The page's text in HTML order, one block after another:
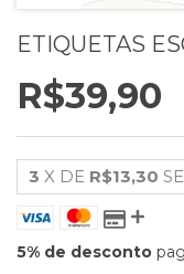
ETIQUETAS
R$39,90
3 X DE R$13,30
5% de desconto